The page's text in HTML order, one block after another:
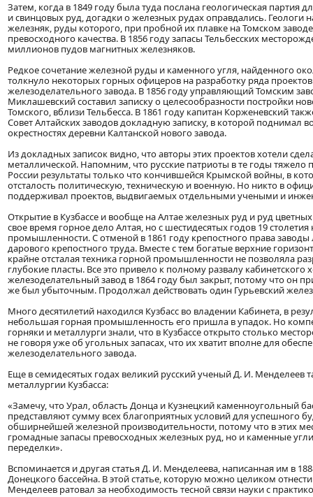
Затем, когда в 1849 году была туда послана геологическая партия
и свинцовых руд, догадки о железных рудах оправдались. Геологи
железняк, руды которого, при пробной их плавке на Томском
превосходного качества. В 1856 году запасы Тельбесских
миллионов пудов магнитных железняков.
Редкое сочетание железной руды и каменного угля, найденного
толкнуло некоторых горных офицеров на разработку ряда
железоделательного завода. В 1856 году управляющий Томским
Миклашевский составил записку о целесообразности постройки
Томского, вблизи Тельбесса. В 1861 году капитан Корженевский
Совет Алтайских заводов докладную записку, в которой поднимал
окрестностях деревни Калтанской нового завода.
Из докладных записок видно, что авторы этих проектов хотели
металлической. Напомним, что русские патриоты в те годы
России результаты только что кончившейся Крымской войны, в
отсталость политическую, техническую и военную. Но никто в
поддерживал проектов, выдвигаемых отдельными учеными и
Открытие в Кузбассе и вообще на Алтае железных руд и руд
свое время горное дело Алтая, но с шестидесятых годов 19 столетия
промышленности. С отменой в 1861 году крепостного права
дарового крепостного труда. Вместе с тем богатые верхние
крайне отсталая техника горной промышленности не позволяла
глубокие пласты. Все это привело к полному развалу кабинетского
железоделательный завод в 1864 году был закрыт, потому что он
же был убыточным. Продолжал действовать один Гурьевский
Много десятилетий находился Кузбасс во владении Кабинета, в
небольшая горная промышленность его пришла в упадок. Но
горняки и металлурги знали, что в Кузбассе открыто столько
не говоря уже об угольных запасах, что их хватит вполне для
железоделательного завода.
Еще в семидесятых годах великий русский ученый Д. И. Менделеев
металлургии Кузбасса:
«Замечу, что Урал, область Донца и Кузнецкий каменноугольный
представляют сумму всех благоприятных условий для успешного
обширнейшей железной производительности, потому что в этих
громадные запасы превосходных железных руд, но и каменные
переделки».
Вспоминается и другая статья Д. И. Менделеева, написанная им в
Донецкого бассейна. В этой статье, которую можно целиком
Менделеев ратовал за необходимость тесной связи науки с